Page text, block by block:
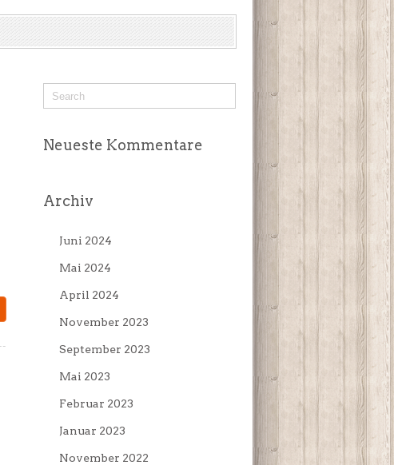
Neueste Kommentare
Archiv
Juni 2024
Mai 2024
April 2024
November 2023
September 2023
Mai 2023
Februar 2023
Januar 2023
November 2022